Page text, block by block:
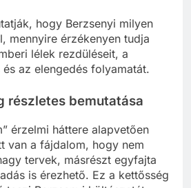
hogy Berzsenyi milyen
mennyire érzékenyen tudja
lélek rezdüléseit, a
az elengedés folyamatát.
részletes bemutatása
érzelmi háttere alapvetően
van a fájdalom, hogy nem
tervek, másrészt egyfajta
is érezhető. Ez a kettősség